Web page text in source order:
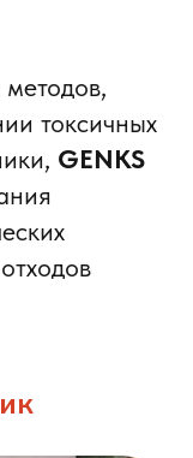
токсичных
GENKS